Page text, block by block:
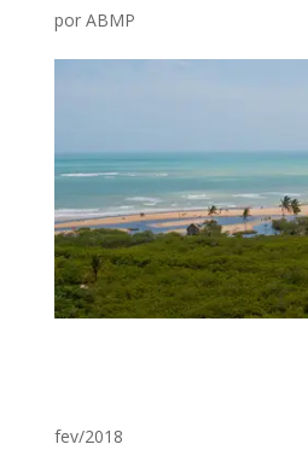
por ABMP
fev/2018